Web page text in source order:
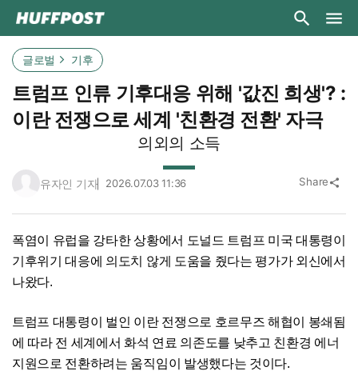
글로벌 기후
트럼프 인류 기후대응 위해 '값진 희생'? :
이란 전쟁으로 세계 '친환경 전환' 자극
의외의 소득
유자인 기자 2026.07.03 11:36 Share share
폭염이 유럽을 강타한 상황에서 도널드 트럼프 미국 대통령이
기후위기 대응에 의도치 않게 도움을 줬다는 평가가 외신에서
나왔다.
트럼프 대통령이 벌인 이란 전쟁으로 호르무즈 해협이 봉쇄됨
에 따라 전 세계에서 화석 연료 의존도를 낮추고 친환경 에너
지원으로 전환하려는 움직임이 발생했다는 것이다.